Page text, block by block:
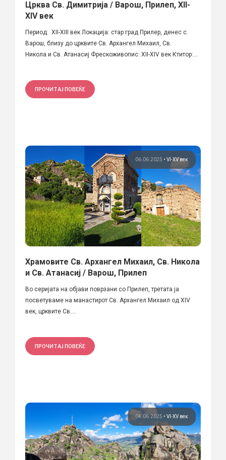
Црква Св. Димитрија / Варош, Прилеп, XII-
XIV век
Период: XII-XIII век Локација: стар град Прилер, денес с.
Варош, близу до црквите Св. Архангел Михаил, Св.
Никола и Св. Атанасиј Фрескоживопис: XII-XIV век Ктитор:...
ПРОЧИТАЈ ПОВЕЌЕ
06.06.2025 • VI-XV век
Храмовите Св. Архангел Михаил, Св. Никола
и Св. Атанасиј / Варош, Прилеп
Во серијата на објави поврзани со Прилеп, третата ја
посветуваме на манастирот Св. Архангел Михаил од XIV
век, црквите Св....
ПРОЧИТАЈ ПОВЕЌЕ
04.06.2025 • VI-XV век